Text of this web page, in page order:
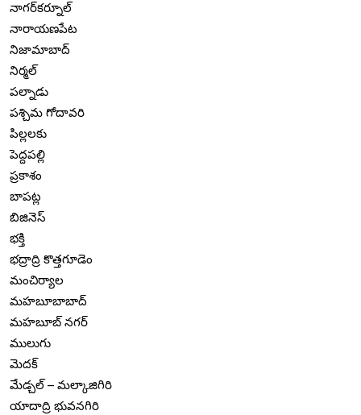
నాగర్‌కర్నూల్
నారాయణపేట
నిజామాబాద్
నిర్మల్
పల్నాడు
పశ్చిమ గోదావరి
పిల్లలకు
పెద్దపల్లి
ప్రకాశం
బాపట్ల
బిజినెస్
భక్తి
భద్రాద్రి కొత్తగూడెం
మంచిర్యాల
మహబూబాబాద్
మహబూబ్ నగర్
ములుగు
మెదక్
మేడ్చల్ – మల్కాజిగిరి
యాదాద్రి భువనగిరి